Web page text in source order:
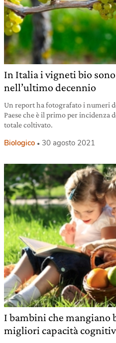
In Italia i vigneti bio
nell’ultimo decennio
Un report ha fotografato i numeri
Paese che è il primo per incidenza
totale coltivato.
Biologico 30 agosto 2021
I bambini che mangiano
migliori capacità